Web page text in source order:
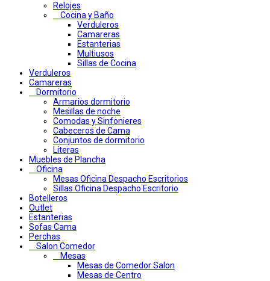
Relojes
Cocina y Baño
Verduleros
Camareras
Estanterias
Multiusos
Sillas de Cocina
Verduleros
Camareras
Dormitorio
Armarios dormitorio
Mesillas de noche
Comodas y Sinfonieres
Cabeceros de Cama
Conjuntos de dormitorio
Literas
Muebles de Plancha
Oficina
Mesas Oficina Despacho Escritorios
Sillas Oficina Despacho Escritorio
Botelleros
Outlet
Estanterias
Sofas Cama
Perchas
Salon Comedor
Mesas
Mesas de Comedor Salon
Mesas de Centro